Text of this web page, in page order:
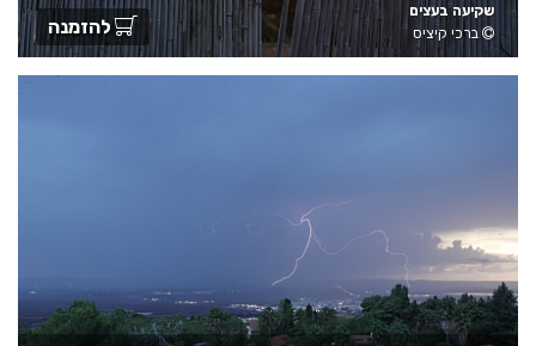
שקיעה בעצים
ברכי קיציס
להזמנה